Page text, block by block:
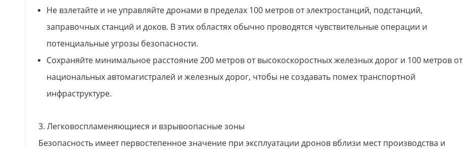
Не взлетайте и не управляйте дронами в пределах 100 метров от электростанций, подстанций,
заправочных станций и доков. В этих областях обычно проводятся чувствительные операции и
потенциальные угрозы безопасности.
Сохраняйте минимальное расстояние 200 метров от высокоскоростных железных дорог и 100 метров от
национальных автомагистралей и железных дорог, чтобы не создавать помех транспортной
инфраструктуре.
3. Легковоспламеняющиеся и взрывоопасные зоны
Безопасность имеет первостепенное значение при эксплуатации дронов вблизи мест производства и